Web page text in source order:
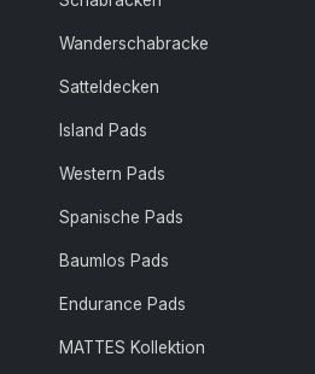
Wanderschabracke
Satteldecken
Island Pads
Western Pads
Spanische Pads
Baumlos Pads
Endurance Pads
MATTES Kollektion